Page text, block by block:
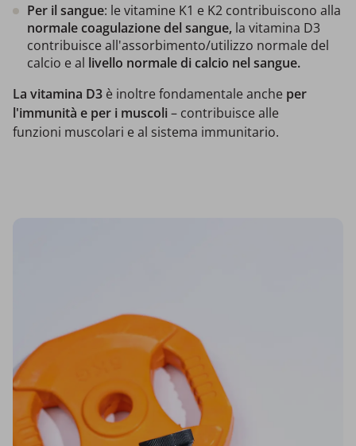
Per il sangue: le vitamine K1 e K2 contribuiscono alla
normale coagulazione del sangue, la vitamina D3
contribuisce all'assorbimento/utilizzo normale del
calcio e al livello normale di calcio nel sangue.
La vitamina D3 è inoltre fondamentale anche per
l'immunità e per i muscoli– contribuisce alle
funzioni muscolari e al sistema immunitario.